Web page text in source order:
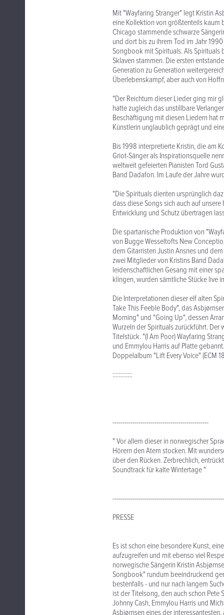
Mit "Wayfaring Stranger" legt Kristin
eine Kollektion von größtenteils kaum
Chicago stammende schwarze
und dort bis zu ihrem Tod im Jahr
Songbook mit Spirituals. Als Spirituals
Sklaven stammen. Die ersten
Generation zu Generation
Überlebenskampf, aber auch von
"Der Reichtum dieser Lieder ging mir
hatte zugleich das unstillbare
Beschäftigung mit diesen Liedern hat
Künstlerin unglaublich geprägt und
Bis 1998 interpretierte Kristin, die am
Griot-Sänger als Inspirationsquelle
weltweit gefeierten Pianisten Tord
Band Dadafon. Im Laufe der Jahre
"Die Spirituals dienten ursprünglich
dass diese Songs sich auch auf
Entwicklung und Schutz übertragen
Die spartanische Produktion von
von Bugge Wesseltofts New
dem Gitarristen Justin Ansnes und
zwei Mitglieder von Kristins Band
leidenschaftlichen Gesang mit einer
klingen, wurden sämtliche Stücke live
Die Interpretationen dieser elf alten
Take This Feeble Body", das
Morning" und "Going Up", dessen
Wurzeln der Spirituals zurückführt.
Titelstück. "(I Am Poor) Wayfaring
und Emmylou Harris auf Platte
Doppelalbum "Lift Every Voice" (ECM
:::::::::::::
------------------------------------------------
" Vor allem dieser in norwegischer
Hörern den Atem stocken. Mit
über den Rücken. Zerbrechlich,
Soundtrack für kalte Wintertage "
PRESSE
Es ist schon eine besondere Kunst,
aufzugreifen und mit ebenso viel
norwegische Sängerin Kristin
Songbook" rundum beeindruckend
bestenfalls - und nur nach langem
ist der Titelsong, den auch schon Pete
Johnny Cash, Emmylou Harris und
Asbjørnsen eines der